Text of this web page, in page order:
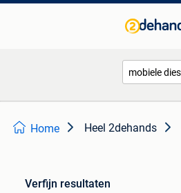
Home Heel 2dehands
Verfijn resultaten